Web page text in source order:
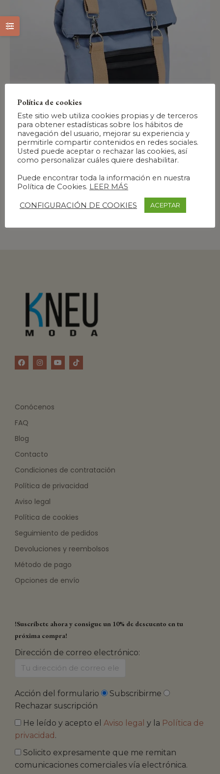
MOCHILA ENROLLABLE – AZUL Y NEGRO – MODELO AMAPOLA
69,00€ - 82,00€ IVA incl.
Conócenos
FAQ
Blog
Contacto
Condiciones de contratación
Política de privacidad
Aviso legal
Política de cookies
Seguimiento de pedidos
Devoluciones y reembolsos
Método de pago
Opciones de envío
!Suscríbete ahora y consigue un 10% de descuento en tu
próxima compra!
Dirección de correo electrónico:
Acción del formulario
Subscribirme
Rechazar suscripción
He leído y acepto el Aviso legal y la Política de
privacidad .
Solicito expresamente que me remitan
comunicaciones comerciales vía electrónica.
Política de cookies
Este sitio web utiliza cookies propias y de terceros
para obtener estadísticas sobre los hábitos de
navegación del usuario, mejorar su experiencia y
permitirle compartir contenidos en redes sociales.
Usted puede aceptar o rechazar las cookies, así
como personalizar cuáles quiere deshabilitar.
Puede encontrar toda la información en nuestra
Política de Cookies. LEER MÁS
CONFIGURACIÓN DE COOKIES ACEPTAR